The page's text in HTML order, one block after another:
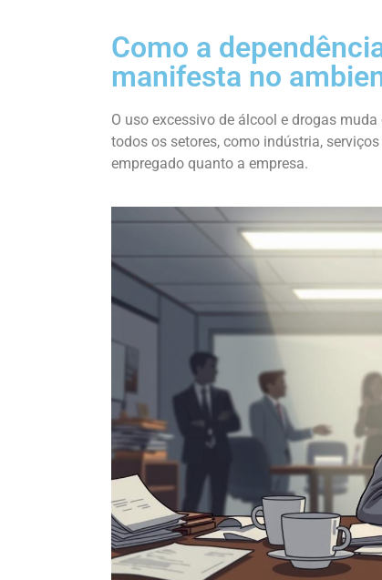
Como a
manifesta no
O uso excessivo de álcool e drogas
todos os setores, como indústria,
empregado quanto a empresa.